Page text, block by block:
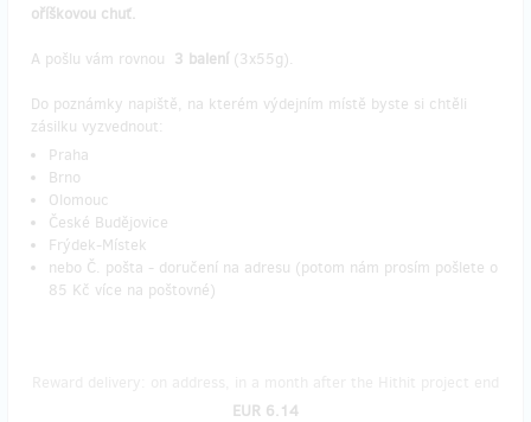
oříškovou chuť.
A pošlu vám rovnou 3 balení (3x55g).
Do poznámky napiště, na kterém výdejním místě byste si chtěli
zásilku vyzvednout:
Praha
Brno
Olomouc
České Budějovice
Frýdek-Místek
nebo Č. pošta - doručení na adresu (potom nám prosím pošlete o
85 Kč více na poštovné)
EUR 6.14